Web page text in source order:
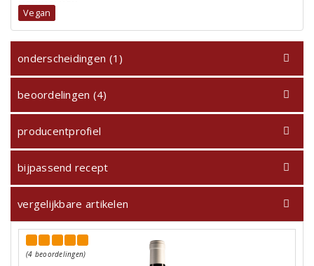
Vegan
onderscheidingen (1)
beoordelingen (4)
producentprofiel
bijpassend recept
vergelijkbare artikelen
(4 beoordelingen)